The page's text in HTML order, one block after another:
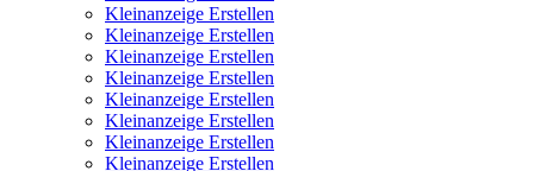
Kleinanzeige Erstellen
Kleinanzeige Erstellen
Kleinanzeige Erstellen
Kleinanzeige Erstellen
Kleinanzeige Erstellen
Kleinanzeige Erstellen
Kleinanzeige Erstellen
Kleinanzeige Erstellen